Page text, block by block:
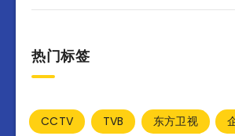
热门标签
CCTV TVB 东方卫视